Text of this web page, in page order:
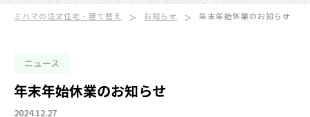
ミハマの注文住宅・建て替え お知らせ 年末年始休業のお知らせ
ニュース
年末年始休業のお知らせ
2024.12.27